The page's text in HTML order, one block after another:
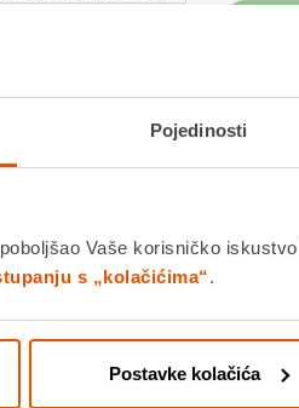
Pojedinosti
Vaše korisničko
s „kolačićima“.
Postavke kolačića
kojem trenutku, GL/GR tipke